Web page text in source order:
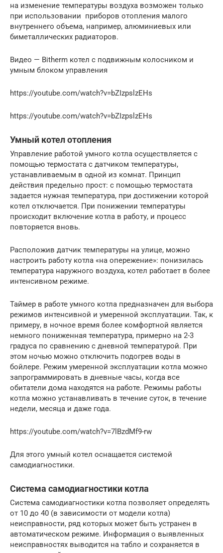
на изменение температуры воздуха возможен только
при использовании приборов отопления малого
внутреннего объема, например, алюминиевых или
биметаллических радиаторов.
Видео — Bitherm котел с подвижным колосником и
умным блоком управления
https://youtube.com/watch?v=bZIzpslzEHs
https://youtube.com/watch?v=bZIzpslzEHs
Умный котел отопления
Управление работой умного котла осуществляется с
помощью термостата с датчиком температуры,
устанавливаемым в одной из комнат. Принцип
действия предельно прост: с помощью термостата
задается нужная температура, при достижении которой
котел отключается. При понижении температуры
происходит включение котла в работу, и процесс
повторяется вновь.
Расположив датчик температуры на улице, можно
настроить работу котла «на опережение»: понизилась
температура наружного воздуха, котел работает в более
интенсивном режиме.
Таймер в работе умного котла предназначен для выбора
режимов интенсивной и умеренной эксплуатации. Так, к
примеру, в ночное время более комфортной является
немного пониженная температура, примерно на 2-3
градуса по сравнению с дневной температурой. При
этом ночью можно отключить подогрев воды в
бойлере. Режим умеренной эксплуатации котла можно
запрограммировать в дневные часы, когда все
обитатели дома находятся на работе. Режимы работы
котла можно устанавливать в течение суток, в течение
недели, месяца и даже года.
https://youtube.com/watch?v=7lBzdMf9-rw
Для этого умный котел оснащается системой
самодиагностики.
Система самодиагностики котла
Система самодиагностики котла позволяет определять
от 10 до 40 (в зависимости от модели котла)
неисправности, ряд которых может быть устранен в
автоматическом режиме. Информация о выявленных
неисправностях выводится на табло и сохраняется в